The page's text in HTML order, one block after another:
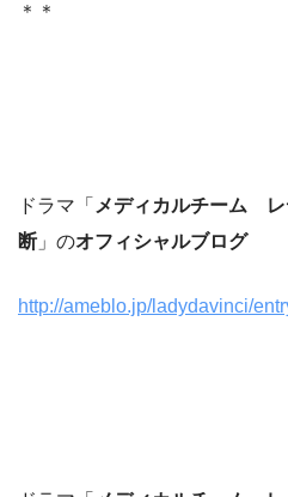
＊＊
ドラマ「 メディカルチーム レ
断 」のオフィシャルブログ
http://ameblo.jp/ladydavinci/